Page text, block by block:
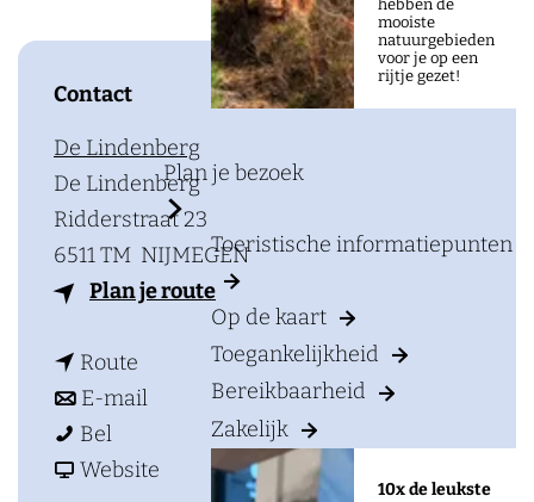
hebben de
mooiste
natuurgebieden
voor je op een
rijtje gezet!
Plan je bezoek
Toeristische informatiepunten
Op de kaart
Toegankelijkheid
Bereikbaarheid
Zakelijk
10x de leukste
Contact
De Lindenberg
De Lindenberg
Ridderstraat 23
6511 TM NIJMEGEN
Plan je routen
a
a
r
T
e
Route
a
r
E-mail
a
Bel
e
Website